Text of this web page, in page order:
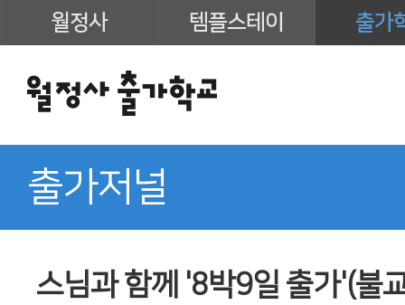
월정사 템플스테이 출가
출가저널
스님과 함께 '8박9일 출가'(불